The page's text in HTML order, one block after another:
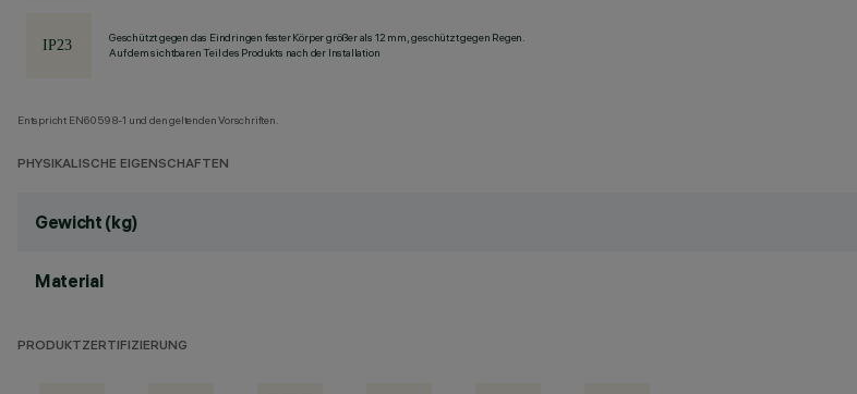
Geschützt gegen das Eindringen fester Körper größer als 12 mm, geschützt gegen Regen.
Auf dem sichtbaren Teil des Produkts nach der Installation
Entspricht EN60598-1 und den geltenden Vorschriften.
PHYSIKALISCHE EIGENSCHAFTEN
Gewicht (kg)
Material
PRODUKTZERTIFIZIERUNG